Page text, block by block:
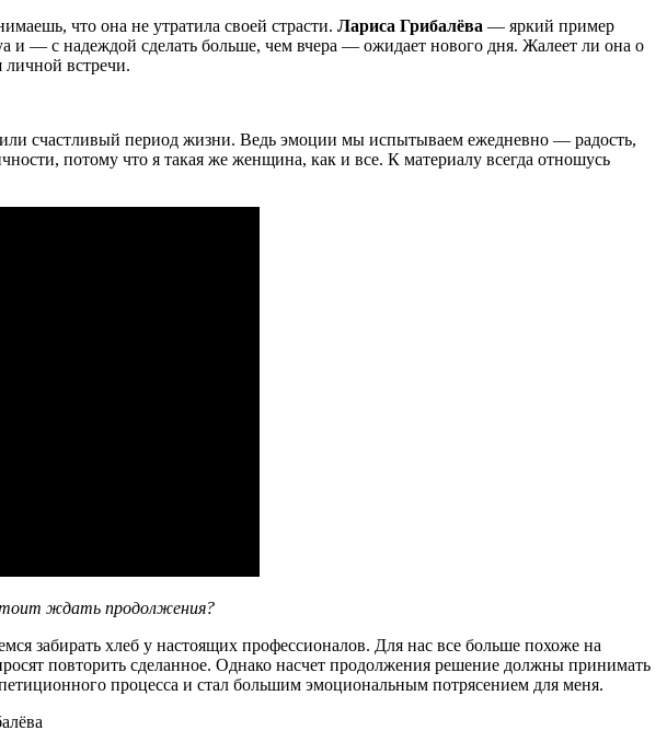
что она не утратила своей страсти. Лариса Грибалёва — яркий пример
и — с надеждой сделать больше, чем вчера — ожидает нового дня. Жалеет ли она о
встречи.
счастливый период жизни. Ведь эмоции мы испытываем ежедневно — радость,
потому что я такая же женщина, как и все. К материалу всегда отношусь
ждать продолжения?
забирать хлеб у настоящих профессионалов. Для нас все больше похоже на
повторить сделанное. Однако насчет продолжения решение должны принимать
процесса и стал большим эмоциональным потрясением для меня.